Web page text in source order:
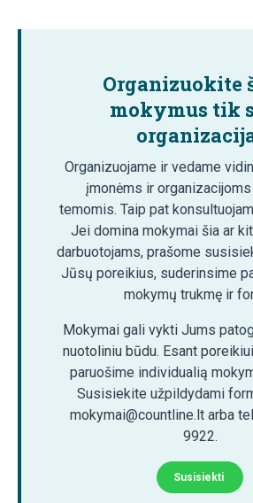
Organizuokite
mokymus tik
Organizuojame ir vedame
įmonėms ir
temomis. Taip pat
Jei domina mokymai šia ar
darbuotojams, prašome
Jūsų poreikius, suderinsime
mokymų trukmę ir
Mokymai gali vykti Jums
nuotoliniu būdu. Esant
paruošime individualią
Susisiekite užpildydami
mokymai@countline.lt arba
9922.
Susisiekti